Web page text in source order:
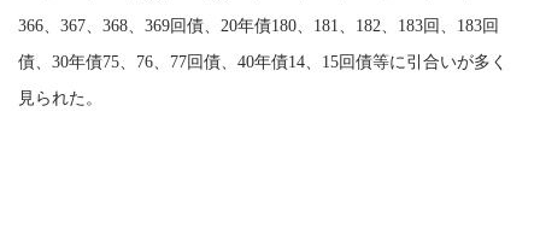
366、367、368、369回債、20年債180、181、182、183回、183回
債、30年債75、76、77回債、40年債14、15回債等に引合いが多く
見られた。